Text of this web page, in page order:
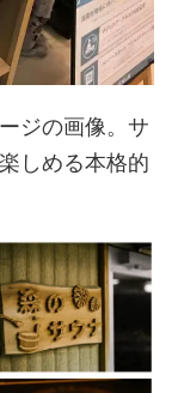
ジの画像。サ
しめる本格的